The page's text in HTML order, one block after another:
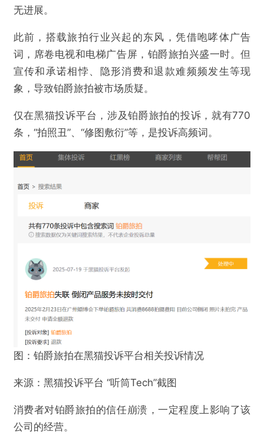
@听筒Tech
旅拍“刺客”，被拍在沙滩上
欺诈 色情 诱导行为
不实信息 违法犯罪 其他
提交
无进展。
此前，搭载旅拍行业兴起的东风，凭借咆哮体广告
词，席卷电视和电梯广告屏，铂爵旅拍兴盛一时。但
宣传和承诺相悖、隐形消费和退款难频频发生等现
象，导致铂爵旅拍被市场质疑。
仅在黑猫投诉平台，涉及铂爵旅拍的投诉，就有770
条，“拍照丑”、“修图敷衍”等，是投诉高频词。
图：铂爵旅拍在黑猫投诉平台相关投诉情况
来源：黑猫投诉平台 “听筒Tech”截图
消费者对铂爵旅拍的信任崩溃，一定程度上影响了该
公司的经营。